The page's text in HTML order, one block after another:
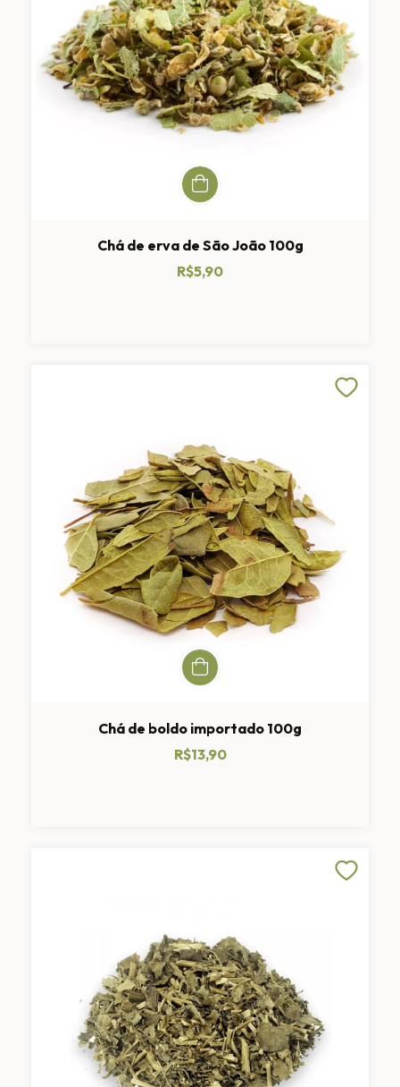
Chá de erva de São João 100g
R$5,90
Chá de boldo importado 100g
R$13,90